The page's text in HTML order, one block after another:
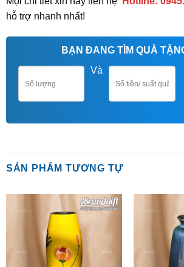
hỗ trợ nhanh nhất!
BẠN ĐANG TÌM QUÀ
Và
SẢN PHẨM TƯƠNG TỰ